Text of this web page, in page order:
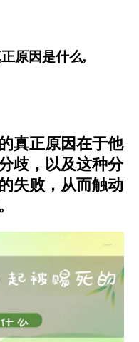
原因是什么,
真正原因在于他
歧，以及这种分
失败，从而触动